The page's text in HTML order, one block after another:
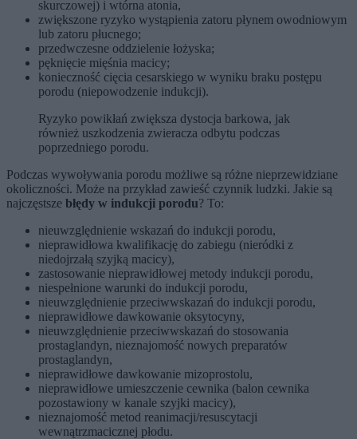
skurczowej) i wtórna atonia,
zwiększone ryzyko wystąpienia zatoru płynem owodniowym
lub zatoru płucnego;
przedwczesne oddzielenie łożyska;
pęknięcie mięśnia macicy;
konieczność cięcia cesarskiego w wyniku braku postępu
porodu (niepowodzenie indukcji).
Ryzyko powikłań zwiększa dystocja barkowa, jak
również uszkodzenia zwieracza odbytu podczas
poprzedniego porodu.
Podczas wywoływania porodu możliwe są różne nieprzewidziane
okoliczności. Może na przykład zawieść czynnik ludzki. Jakie są
najczęstsze błędy w indukcji porodu? To:
nieuwzględnienie wskazań do indukcji porodu,
nieprawidłowa kwalifikację do zabiegu (nieródki z
niedojrzałą szyjką macicy),
zastosowanie nieprawidłowej metody indukcji porodu,
niespełnione warunki do indukcji porodu,
nieuwzględnienie przeciwwskazań do indukcji porodu,
nieprawidłowe dawkowanie oksytocyny,
nieuwzględnienie przeciwwskazań do stosowania
prostaglandyn, nieznajomość nowych preparatów
prostaglandyn,
nieprawidłowe dawkowanie mizoprostolu,
nieprawidłowe umieszczenie cewnika (balon cewnika
pozostawiony w kanale szyjki macicy),
nieznajomość metod reanimacji/resuscytacji
wewnątrzmacicznej płodu.